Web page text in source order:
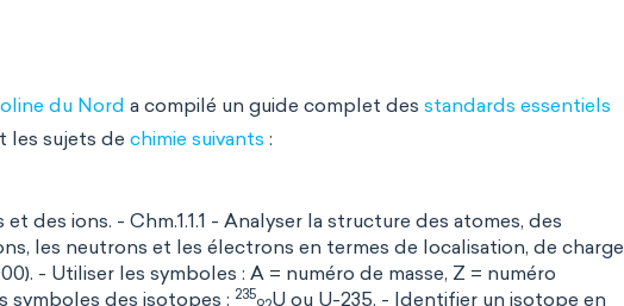
du Nord a compilé un guide complet des standards essentiels
les sujets de chimie suivants :
des ions. - Chm.1.1.1 - Analyser la structure des atomes, des
les neutrons et les électrons en termes de localisation, de charge
- Utiliser les symboles : A = numéro de masse, Z = numéro
symboles des isotopes : 235
U ou U-235. - Identifier un isotope en